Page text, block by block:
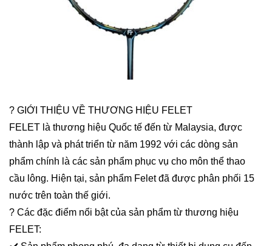
? GIỚI THIỆU VỀ THƯƠNG HIỆU FELET
FELET là thương hiệu Quốc tế đến từ Malaysia, được
thành lập và phát triển từ năm 1992 với các dòng sản
phẩm chính là các sản phẩm phục vụ cho môn thể thao
cầu lông. Hiện tại, sản phẩm Felet đã được phân phối 15
nước trên toàn thế giới.
? Các đặc điểm nổi bật của sản phẩm từ thương hiệu
FELET: